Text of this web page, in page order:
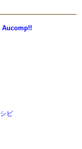
Aucomp!!
ピ